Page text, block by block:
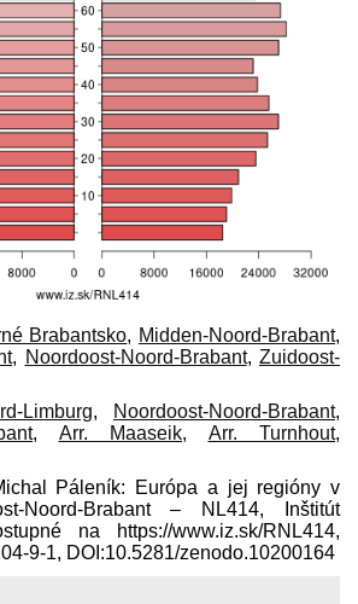
Brabantsko, Midden-Noord-Brabant,
, Noordoost-Noord-Brabant, Zuidoost-
Limburg, Noordoost-Noord-Brabant,
, Arr. Maaseik, Arr. Turnhout,
Páleník: Európa a jej regióny v
Noord-Brabant – NL414, Inštitút
na https://www.iz.sk/​RNL414,
9-1, DOI:10.5281/zenodo.10200164